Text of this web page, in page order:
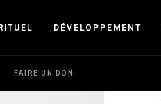
DÉVELOPPEMENT
FAIRE UN DON